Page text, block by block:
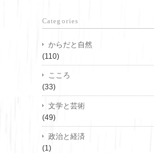
Categories
からだと自然
(110)
こころ
(33)
文学と芸術
(49)
政治と経済
(1)